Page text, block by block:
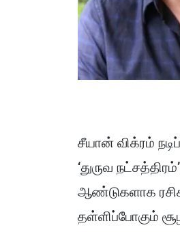
சீயான் விக்ரம்
‘துருவ
ஆண்டுகளாக
தள்ளிப்போகும்